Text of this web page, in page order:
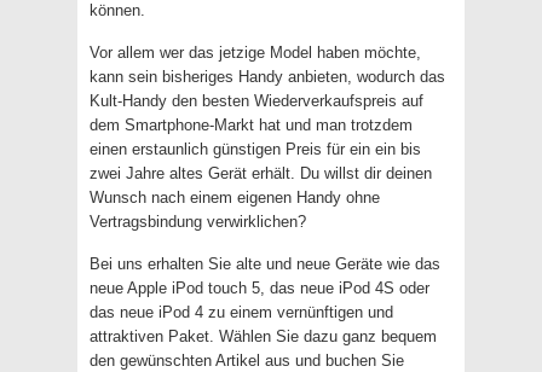
können.
Vor allem wer das jetzige Model haben möchte,
kann sein bisheriges Handy anbieten, wodurch das
Kult-Handy den besten Wiederverkaufspreis auf
dem Smartphone-Markt hat und man trotzdem
einen erstaunlich günstigen Preis für ein ein bis
zwei Jahre altes Gerät erhält. Du willst dir deinen
Wunsch nach einem eigenen Handy ohne
Vertragsbindung verwirklichen?
Bei uns erhalten Sie alte und neue Geräte wie das
neue Apple iPod touch 5, das neue iPod 4S oder
das neue iPod 4 zu einem vernünftigen und
attraktiven Paket. Wählen Sie dazu ganz bequem
den gewünschten Artikel aus und buchen Sie